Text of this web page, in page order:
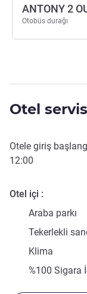
ANTONY 2
Otobüs durağı
Otel
Otele giriş
12:00
Otel içi
Araba parkı
Tekerlekli
Klima
%100 Sigara